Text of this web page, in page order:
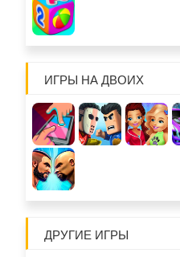
ИГРЫ НА ДВОИХ
ДРУГИЕ ИГРЫ